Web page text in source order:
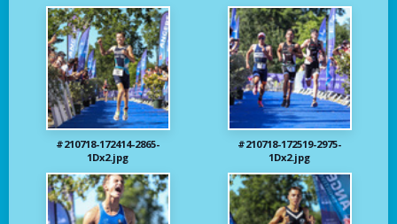
#210718-172414-2865-
1Dx2.jpg
#210718-172519-2975-
1Dx2.jpg